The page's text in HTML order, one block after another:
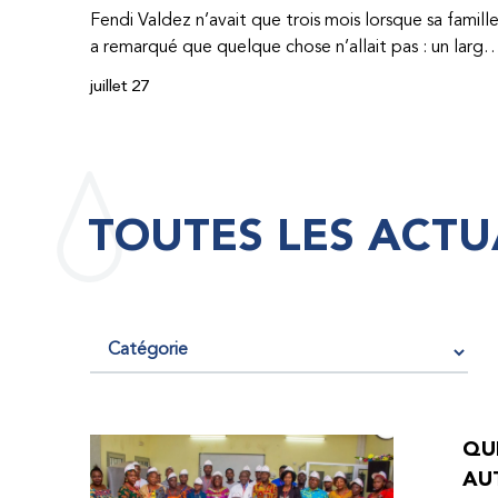
Fendi Valdez n’avait que trois mois lorsque sa famille
a remarqué que quelque chose n’allait pas : un large
hématome était apparu sur son corps. À l’époque,
étaient chers et difficiles à se procurer. Afin que son
saignements, manquait l’école, était hospitalisé, et a
fini par développer des problèmes très graves aux
par le Programme d’aide humanitaire de la
Fédération mondiale de l’hémophilie qu’il a
juillet 27
TOUTES LES